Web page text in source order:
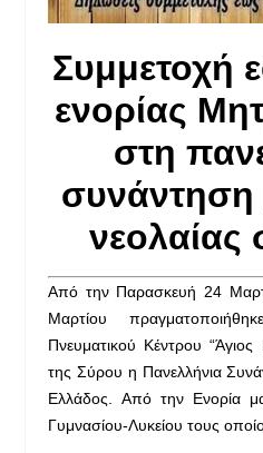
Συμμετοχή
ενορίας
στη
συνάντηση
νεολαίας
Από την Παρασκευή 24
Μαρτίου
Πνευματικού Κέντρου
της Σύρου η Πανελλήνια
Ελλάδος. Από την Ενορία
Γυμνασίου-Λυκείου τους